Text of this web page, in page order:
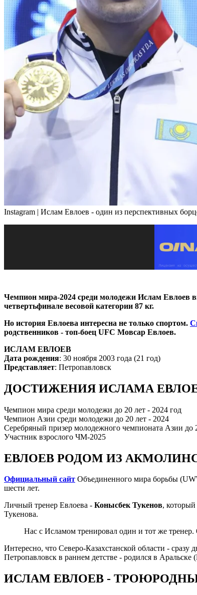
Instagram | Ислам Евлоев - один из перспективных
Чемпион мира-2024 среди молодежи Ислам Евлоев
четвертьфинале весовой категории 87 кг.
Но история Евлоева интересна не только спортом.
родственников - топ-боец UFC Мовсар Евлоев.
ИСЛАМ ЕВЛОЕВ
Дата рождения: 30 ноября 2003 года (21 год)
Представляет: Петропавловск
ДОСТИЖЕНИЯ ИСЛАМА
Чемпион мира среди молодежи до 20 лет - 2024 год
Чемпион Азии среди молодежи до 20 лет - 2024
Серебряный призер молодежного чемпионата Азии до
Участник взрослого ЧМ-2025
ЕВЛОЕВ РОДОМ ИЗ
Официальный сайт Объединенного мира борьбы
шести лет.
Личный тренер Евлоева - Конысбек Тукенов, который
Тукенова.
Нас с Исламом тренировал один и тот же
Интересно, что Северо-Казахстанской области -
Петропавловск в раннем детстве - родился в Аральске
ИСЛАМ ЕВЛОЕВ -